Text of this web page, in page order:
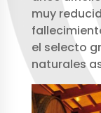
muy
el selecto
naturales